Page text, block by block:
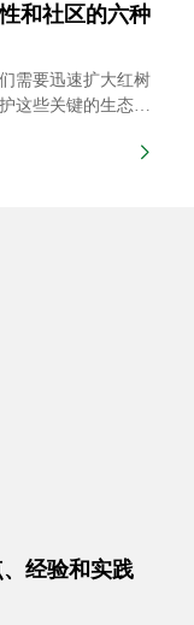
和社区的六种
需要迅速扩大红树
这些关键的生态系
经验和实践